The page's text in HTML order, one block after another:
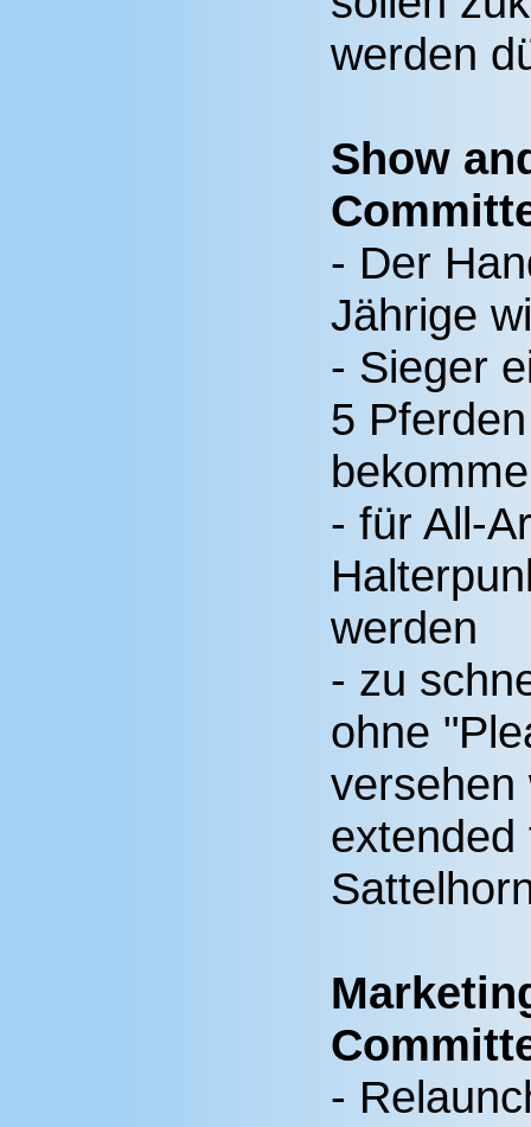
werden
Show
- Der
Jährige
- Sieger
5
- für All-
werden
- zu
ohne
versehen
extended
-